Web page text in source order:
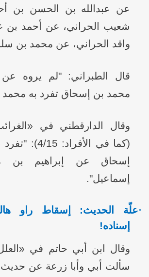
عن عبدالله بن الحسن بن
شعيب الحراني، عن أحمد بن
واقد الحراني، عن محمد بن
قال الطبراني: "لم يروه عن
محمد بن إسحاق تفرد به
وقال الدارقطني في
(كما في
إسحاق عن إبراهيم بن
إسماعيل".
·علّة الحديث: إسقاط راو
إسناده!
سألت أبي وأبا زرعة عن حديث